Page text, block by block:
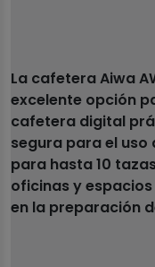
La cafetera Aiwa
excelente opción
cafetera digital
segura para el
para hasta 10
oficinas y
en la preparación